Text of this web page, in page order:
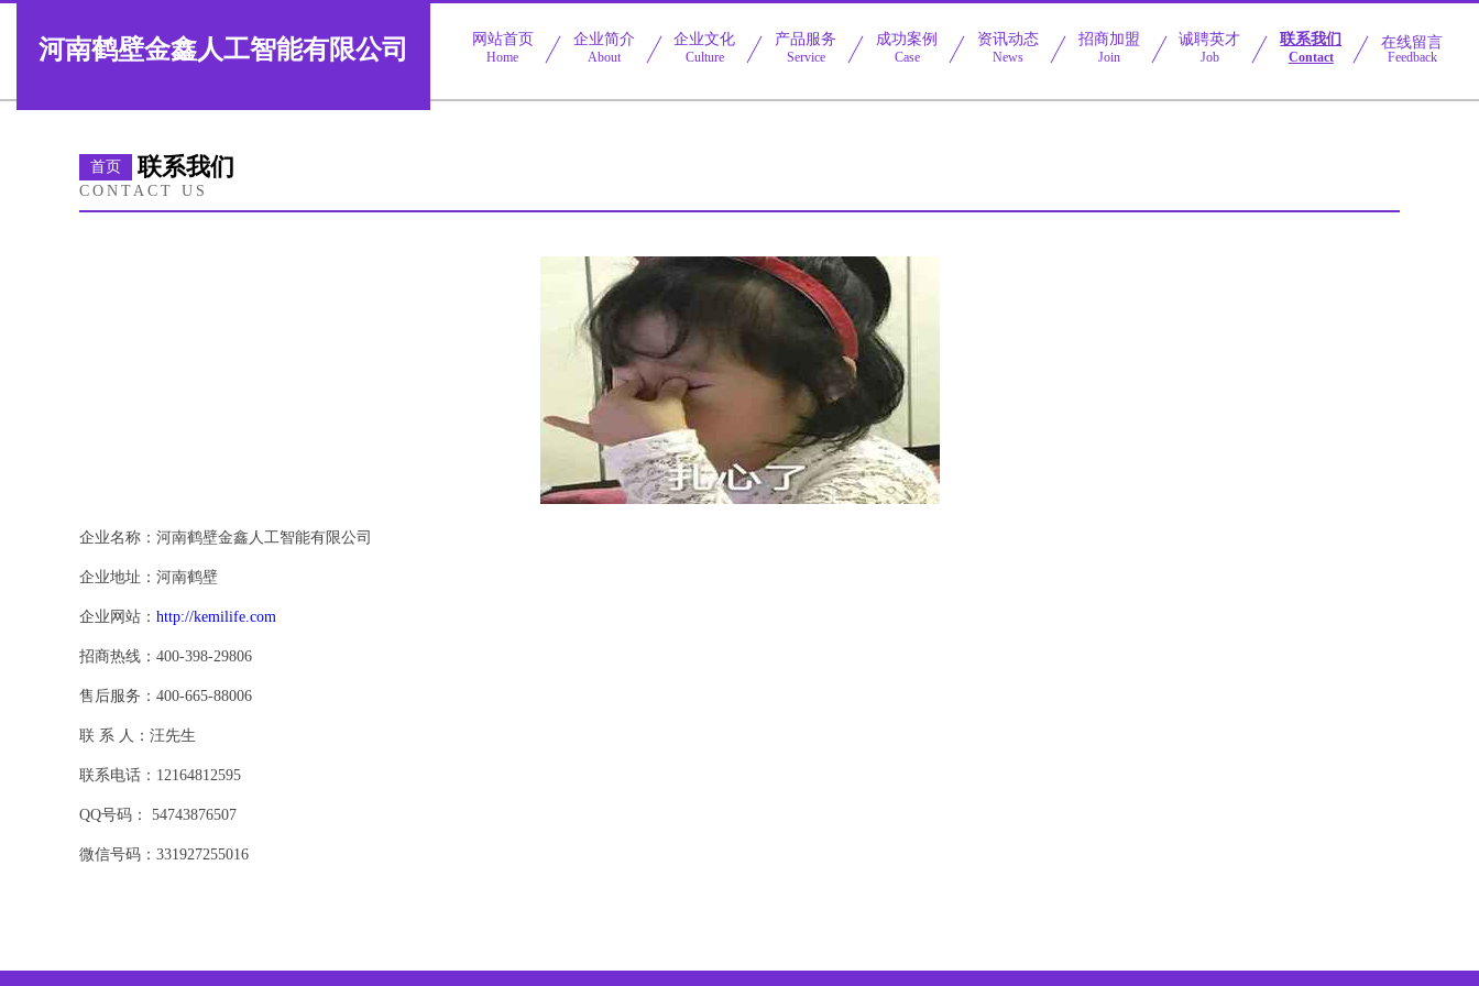
河南鹤壁金鑫人工智能有限公司 网站首页
Home
企业简介
About
企业文化
Culture
产品服务
Service
成功案例
Case
资讯动态
News
招商加盟
Join
诚聘英才
Job
联系我们
Contact
在线留言
Feedback
首页 联系我们
CONTACT US
企业名称：河南鹤壁金鑫人工智能有限公司
企业地址：河南鹤壁
企业网站： http://kemilife.com
招商热线：400-398-29806
售后服务：400-665-88006
联 系 人：汪先生
联系电话：12164812595
QQ号码： 54743876507
微信号码：331927255016